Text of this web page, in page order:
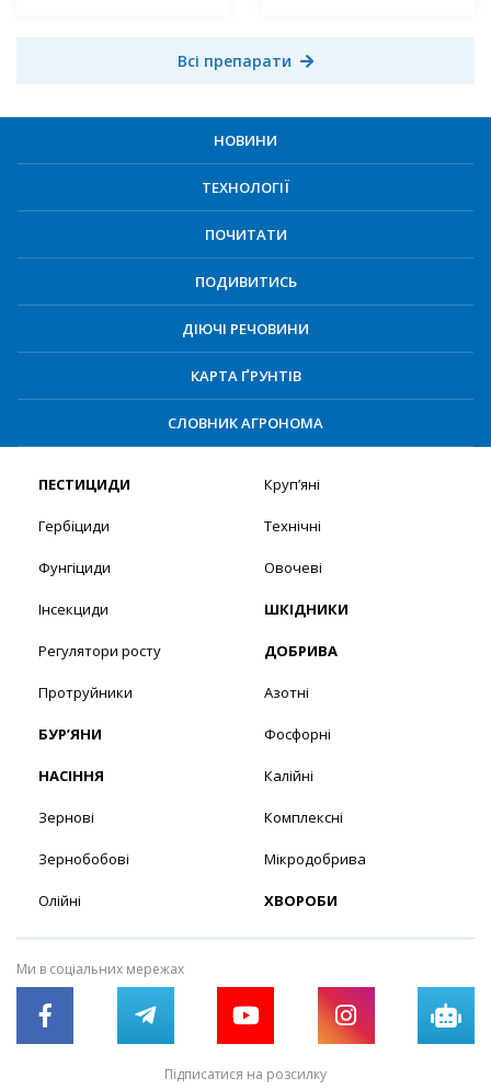
Всі препарати
НОВИНИ
ТЕХНОЛОГІЇ
ПОЧИТАТИ
ПОДИВИТИСЬ
ДІЮЧІ РЕЧОВИНИ
КАРТА ҐРУНТІВ
СЛОВНИК АГРОНОМА
ПЕСТИЦИДИ
Гербіциди
Фунгіциди
Інсекциди
Регулятори росту
Протруйники
БУР’ЯНИ
НАСІННЯ
Зернові
Зернобобові
Олійні
Круп’яні
Технічні
Овочеві
ШКІДНИКИ
ДОБРИВА
Азотні
Фосфорні
Калійні
Комплексні
Мікродобрива
ХВОРОБИ
Ми в соціальних мережах
Підписатися на розсилку